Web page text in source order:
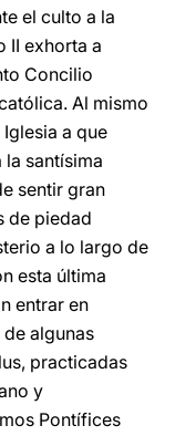
el culto a la
II exhorta a
Concilio
Al mismo
a que
santísima
sentir gran
de piedad
a lo largo de
esta última
entrar en
algunas
practicadas
y
Pontífices